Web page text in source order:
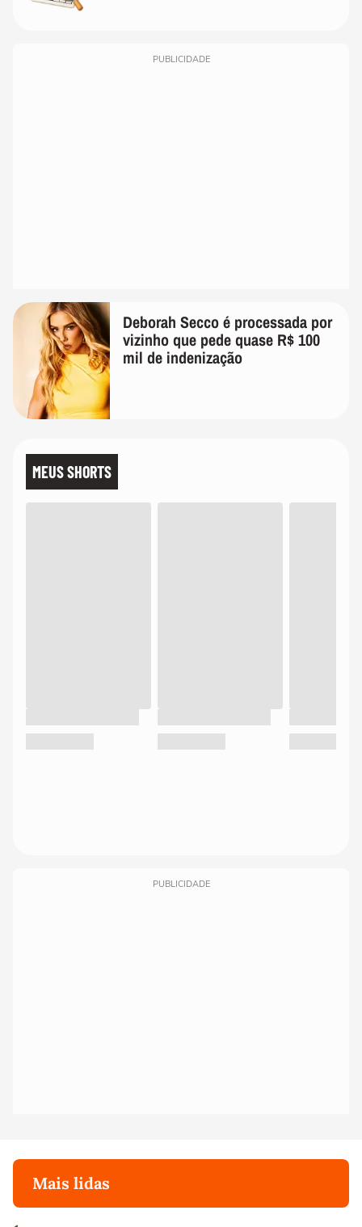
PUBLICIDADE
Deborah Secco é processada por
vizinho que pede quase R$ 100
mil de indenização
MEUS SHORTS
PUBLICIDADE
Mais lidas